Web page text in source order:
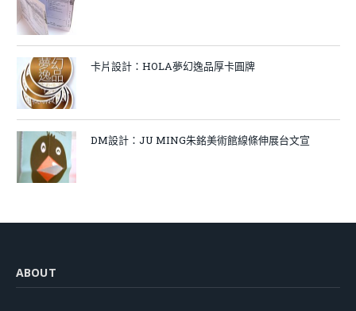
卡片設計：HOLA夢幻逸品厚卡圓牌
DM設計：JU MING朱銘美術館線條伸展台文宣
ABOUT